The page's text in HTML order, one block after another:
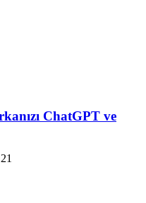
ChatGPT ve